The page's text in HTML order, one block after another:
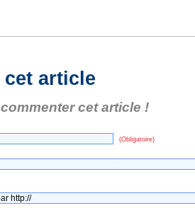
cet article
cet article !
(Obligatoire)